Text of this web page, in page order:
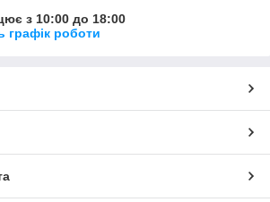
з 10:00 до 18:00
графік роботи